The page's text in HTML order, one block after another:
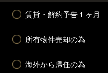
賃貸・解約予告１ヶ月
所有物件売却の為
海外から帰任の為